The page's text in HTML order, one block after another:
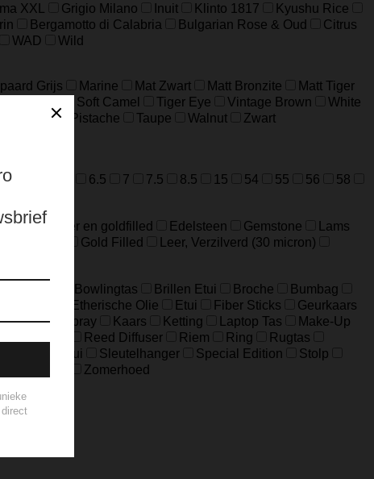
XXL Grigio Milano Inuit Klinto 1817
Kyushu Rice
Bergamotto di Calabria Bulgarian Rose & Oud
Citrus
WAD
Wild
Grijs Marine Mat Zwart Matt Bronzite
Matt Tiger
Soft Camel Tiger Eye Vintage Brown
White
Olijfgroen Pistache Taupe Walnut
Zwart
6.5 7 7.5 8.5 15 54 55 56
58
zilver en goldfilled Edelsteen Gemstone
Lams
Gold Filled
Leer, Verzilverd (30 micron)
Bowlingtas Brillen Etui Broche
Bumbag
Etherische Olie Etui Fiber Sticks
Geurkaars
Home-Spray Kaars Ketting Laptop Tas
Make-Up
Reed Diffuser Riem Ring
Rugtas
Sleuteletui Sleutelhanger Special Edition
Stolp
Zomerhoed